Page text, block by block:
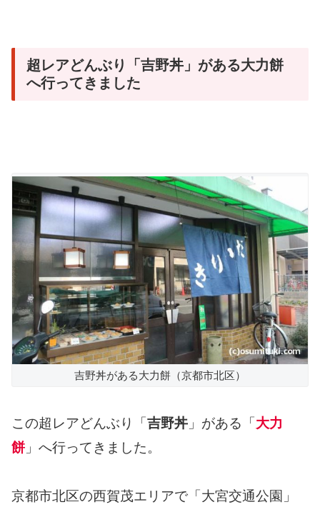
超レアどんぶり「吉野丼」がある大力餅
へ行ってきました
吉野丼がある大力餅（京都市北区）
この超レアどんぶり「 吉野丼 」がある「 大力
餅 」へ行ってきました。
京都市北区の西賀茂エリアで「大宮交通公園」